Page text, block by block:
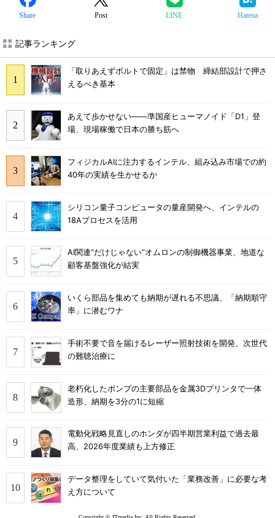
Share Post LINE Hatena
記事ランキング
「取りあえずボルトで固定」は禁物 締結部設計で押さ
えるべき基本
あえて歩かせない――準国産ヒューマノイド「D1」登
場、現場稼働で日本の勝ち筋へ
フィジカルAIに注力するインテル、組み込み市場での約
40年の実績を生かせるか
シリコン量子コンピュータの量産開発へ、インテルの
18Aプロセスを活用
AI関連“だけじゃない”オムロンの制御機器事業、地道な
顧客基盤強化が結実
いくら部品を集めても納期が遅れる不思議、「納期順守
率」に潜むワナ
手術不要で音を届けるレーザー照射技術を開発、次世代
の難聴治療に
老朽化したポンプの主要部品を金属3Dプリンタで一体
造形、納期を3分の1に短縮
電動化戦略見直しのホンダが四半期営業利益で過去最
高、2026年度業績も上方修正
データ整理をしていて気付いた「業務改善」に必要な考
え方について